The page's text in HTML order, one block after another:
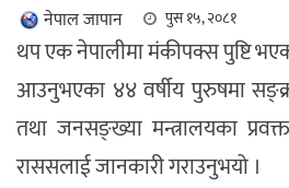
नेपाल जापान पुस १५, २०८१
थप एक नेपालीमा मंकीपक्स पुष्टि
आउनुभएका ४४ वर्षीय पुरुषमा
तथा जनसङ्ख्या मन्त्रालयका
राससलाई जानकारी गराउनुभयो ।